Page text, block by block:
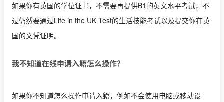
如果你有英国的学位证书，不需要再提供B1的英文水平考试，不
过仍然要通过Life in the UK Test的生活技能考试以及提交你在英
国的文凭证明。
我不知道在线申请入籍怎么操作？
如果你不知道怎么操作申请入籍，例如不会使用电脑或移动设